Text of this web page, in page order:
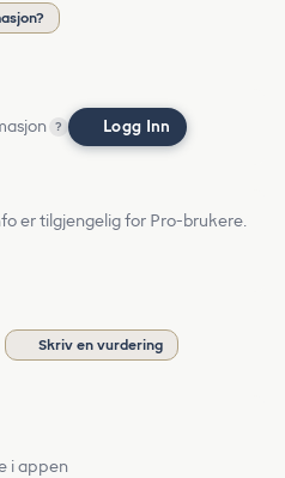
? Logg Inn
er tilgjengelig for Pro-brukere.
Skriv en vurdering
i appen